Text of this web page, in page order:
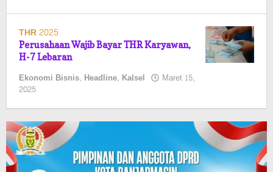
THR 2025
Perusahaan Wajib Bayar THR Karyawan,
H-7 Lebaran
Ekonomi Bisnis, Headline, Kalsel Maret 15,
2025